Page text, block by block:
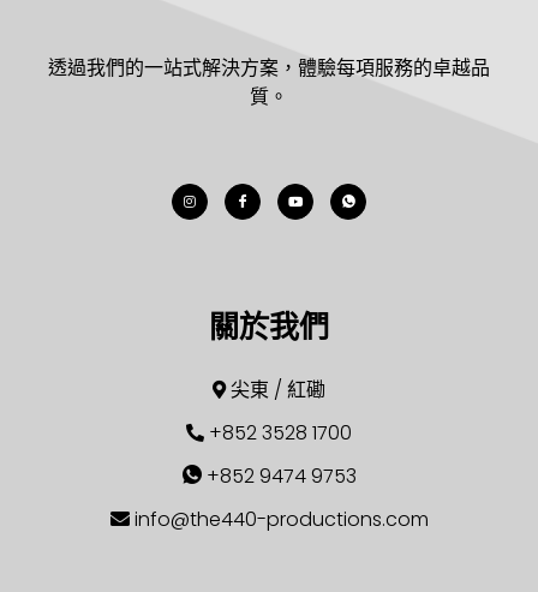
透過我們的一站式解決方案，體驗每項服務的卓越品
質。
關於我們
尖東 / 紅磡
+852 3528 1700
+852 9474 9753
info@the440-productions.com